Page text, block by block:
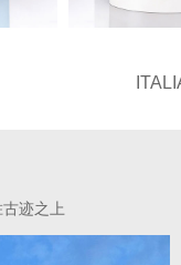
ITALIAN ART CO
迹之上